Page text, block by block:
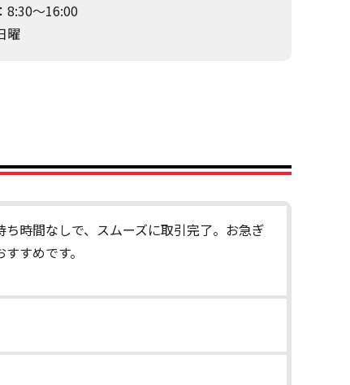
8:30～16:00
曜
時間なしで、スムーズに取引完了。お急ぎ
すめです。